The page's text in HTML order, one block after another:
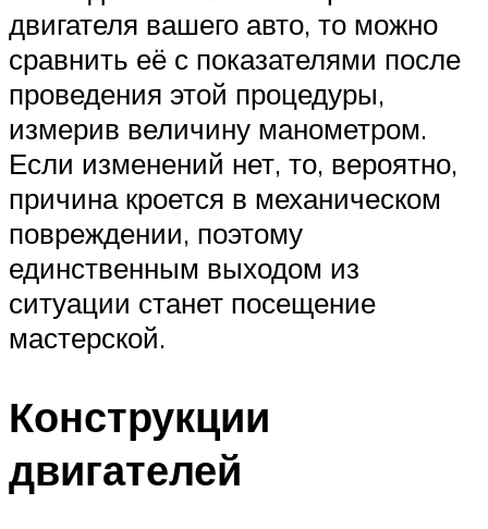
двигателя вашего авто, то можно
сравнить её с показателями после
проведения этой процедуры,
измерив величину манометром.
Если изменений нет, то, вероятно,
причина кроется в механическом
повреждении, поэтому
единственным выходом из
ситуации станет посещение
мастерской.
Конструкции
двигателей